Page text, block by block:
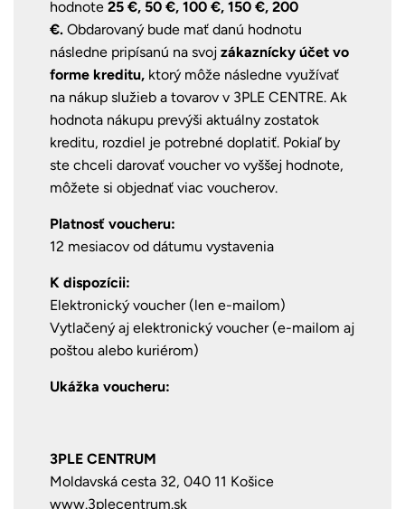
hodnote 25 €, 50 €, 100 €, 150 €, 200
€. Obdarovaný bude mať danú hodnotu
následne pripísanú na svoj zákaznícky účet vo
forme kreditu, ktorý môže následne využívať
na nákup služieb a tovarov v 3PLE CENTRE. Ak
hodnota nákupu prevýši aktuálny zostatok
kreditu, rozdiel je potrebné doplatiť. Pokiaľ by
ste chceli darovať voucher vo vyššej hodnote,
môžete si objednať viac voucherov.
Platnosť voucheru:
12 mesiacov od dátumu vystavenia
K dispozícii:
Elektronický voucher (len e-mailom)
Vytlačený aj elektronický voucher (e-mailom aj
poštou alebo kuriérom)
Ukážka voucheru:
3PLE CENTRUM
Moldavská cesta 32, 040 11 Košice
www.3plecentrum.sk